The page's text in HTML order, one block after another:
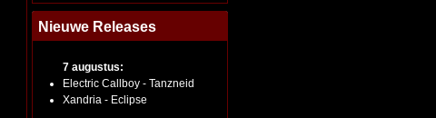
Nieuwe Releases
7 augustus:
Electric Callboy - Tanzneid
Xandria - Eclipse